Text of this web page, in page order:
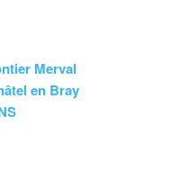
Merval
en Bray